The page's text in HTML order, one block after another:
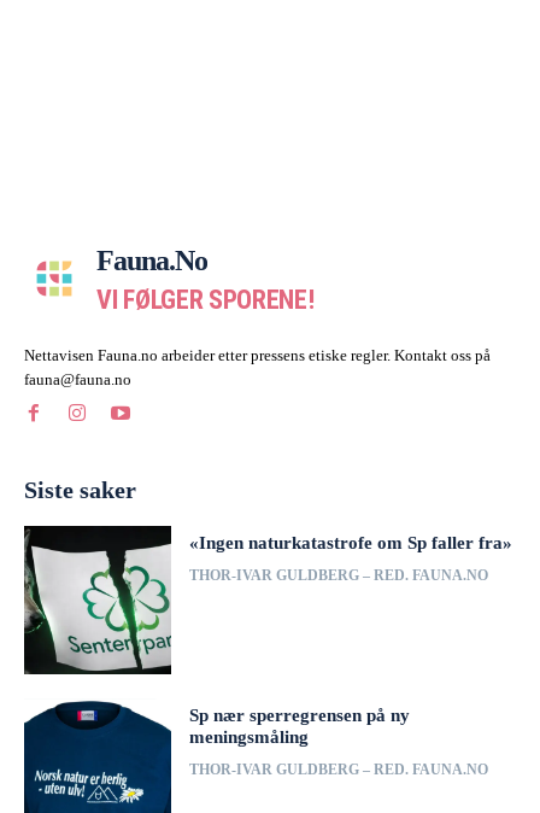
Fauna.no
VI FØLGER SPORENE!
Nettavisen Fauna.no arbeider etter pressens etiske regler. Kontakt oss på
fauna@fauna.no
Siste saker
«Ingen naturkatastrofe om Sp faller fra»
THOR-IVAR GULDBERG – RED. FAUNA.NO
Sp nær sperregrensen på ny
meningsmåling
THOR-IVAR GULDBERG – RED. FAUNA.NO